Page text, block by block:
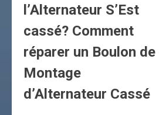
l’Alternateur S’Est
cassé? Comment
réparer un Boulon de
Montage
d’Alternateur Cassé